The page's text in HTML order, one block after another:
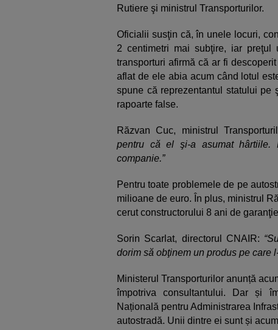
Rutiere şi ministrul Transporturilor.
Oficialii susţin că, în unele locuri,
2 centimetri mai subţire, iar
transporturi afirmă că ar fi
aflat de ele abia acum când lotul
spune că reprezentantul statului pe
rapoarte false.
Răzvan Cuc, ministrul
pentru că el şi-a asumat hârtiile.
companie.”
Pentru toate problemele de pe
milioane de euro. În plus, ministrul
cerut constructorului 8 ani de
Sorin Scarlat, directorul CNAIR:
dorim să obţinem un produs pe care
Ministerul Transporturilor anunță
împotriva consultantului. Dar și
Națională pentru Administrarea
autostradă. Unii dintre ei sunt și